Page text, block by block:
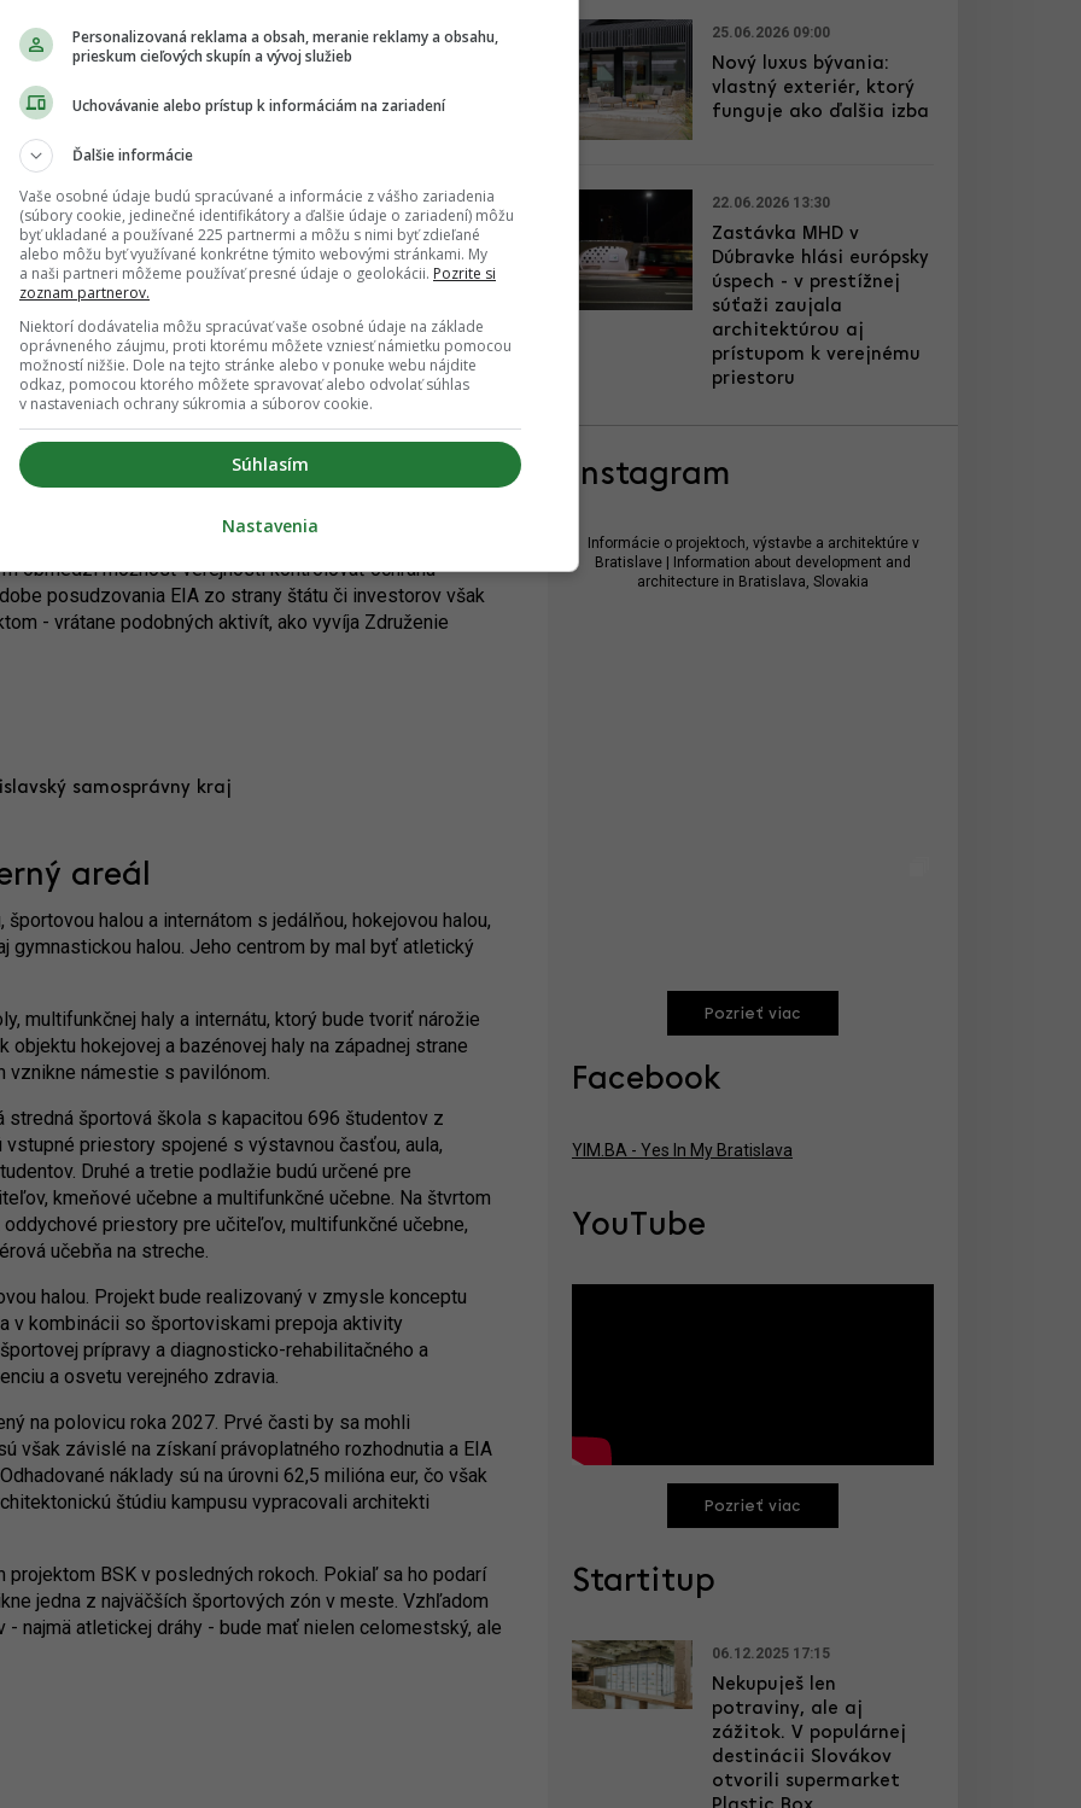
(Okresný úrad Bratislava) došlo pri procese EIA k
úrad dostatočne nevysporiadal so zistením
má byť definovanie potenciálneho predmetu ochrany.
výskyt chránených a ohrozených druhov bioty.
ako aj území európskeho významu.
vtáčie územia a územia európskeho významu nachádzajú
V podobnom duchu sa nesie aj odvolanie Združenia
preskúmanie vydaného rozhodnutia.
je však odborné stanovisko Ministerstva životného
prírody a krajiny. Vo svojom vyjadrení k zámeru uvádza,
MŽP je Kampus z pohľadu záujmov ochrany prírody
ovplyvnil chránené územia a predstavoval by významný
vychádza v podstate iba z názoru združenia je
potvrdené. V každom prípade ide o zdržanie dlho
rozhodnutie odvolacieho orgánu, je náročné odhadnúť.
SR pripravila novleizáciu
Zákona o posudzovaní
dramatické skrátenie procesov EIA. Mimovládne a
obmedzí možnosť verejnosti kontrolovať ochranu
posudzovania EIA zo strany štátu či investorov však
- vrátane podobných aktivít, ako vyvíja Združenie
samosprávny kraj
areál
halou a internátom s jedálňou, hokejovou halou,
gymnastickou halou. Jeho centrom by mal byť atletický
multifunkčnej haly a internátu, ktorý bude tvoriť nárožie
hokejovej a bazénovej haly na západnej strane
vznikne námestie s pavilónom.
športová škola s kapacitou 696 študentov z
priestory spojené s výstavnou časťou, aula,
Druhé a tretie podlažie budú určené pre
kmeňové učebne a multifunkčné učebne. Na štvrtom
priestory pre učiteľov, multifunkčné učebne,
učebňa na streche.
halou. Projekt bude realizovaný v zmysle konceptu
v kombinácii so športoviskami prepoja aktivity
prípravy a diagnosticko-rehabilitačného a
a osvetu verejného zdravia.
na polovicu roka 2027. Prvé časti by sa mohli
však závislé na získaní právoplatného rozhodnutia a EIA
náklady sú na úrovni 62,5 milióna eur, čo však
štúdiu kampusu vypracovali architekti
projektom BSK v posledných rokoch. Pokiaľ sa ho podarí
jedna z najväčších športových zón v meste. Vzhľadom
najmä atletickej dráhy - bude mať nielen celomestský, ale
25.06.2026 09:00
Nový luxus bývania:
vlastný exteriér, ktorý
funguje ako ďalšia izba
22.06.2026 13:30
Zastávka MHD v
Dúbravke hlási európsky
úspech - v prestížnej
súťaži zaujala
architektúrou aj
prístupom k verejnému
priestoru
Instagram
Informácie o projektoch, výstavbe a architektúre v
Bratislave | Information about development and
architecture in Bratislava, Slovakia
Pozrieť viac
Facebook
YIM.BA - Yes In My Bratislava
YouTube
Pozrieť viac
Startitup
06.12.2025 17:15
Nekupuješ len
potraviny, ale aj
zážitok. V populárnej
destinácii Slovákov
otvorili supermarket
Personalizovaná reklama a obsah, meranie reklamy a obsahu,
prieskum cieľových skupín a vývoj služieb
Uchovávanie alebo prístup k informáciám na zariadení
Ďalšie informácie
Vaše osobné údaje budú spracúvané a informácie z vášho zariadenia
(súbory cookie, jedinečné identifikátory a ďalšie údaje o zariadení) môžu
byť ukladané a používané 225 partnermi a môžu s nimi byť zdieľané
alebo môžu byť využívané konkrétne týmito webovými stránkami. My
a naši partneri môžeme používať presné údaje o geolokácii. Pozrite si
zoznam partnerov.
Niektorí dodávatelia môžu spracúvať vaše osobné údaje na základe
oprávneného záujmu, proti ktorému môžete vzniesť námietku pomocou
možností nižšie. Dole na tejto stránke alebo v ponuke webu nájdite
odkaz, pomocou ktorého môžete spravovať alebo odvolať súhlas
v nastaveniach ochrany súkromia a súborov cookie.
Súhlasím
Nastavenia